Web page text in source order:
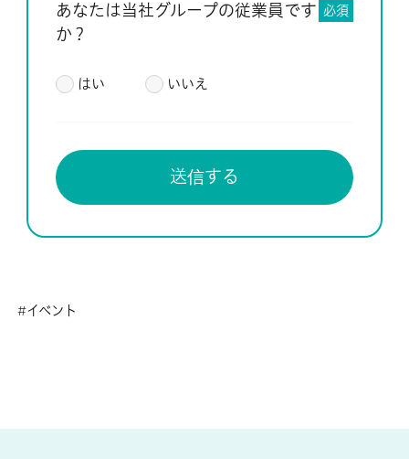
あなたは当社グループの従業員です
か？
必須
はい いいえ
イベント